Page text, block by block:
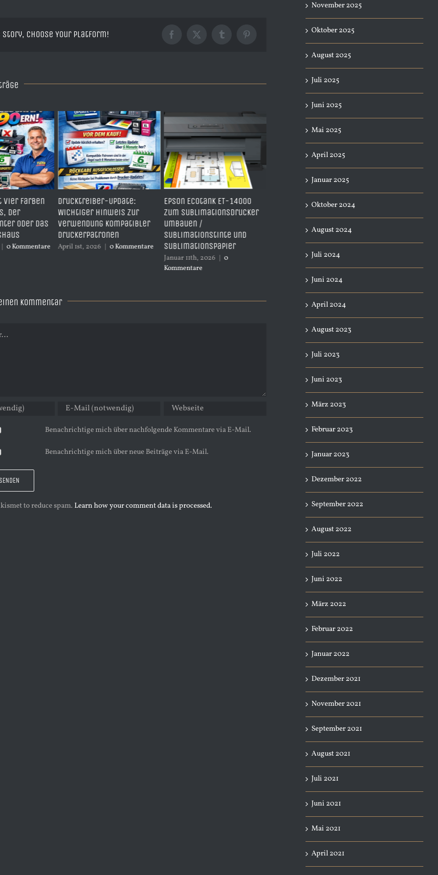
Story, Choose Your Platform! Facebook
X TumblrPinterest
Update:
zur
kompatibler
0 Kommentare
Epson Ecotank ET-14000
zum Sublimationsdrucker
umbauen /
Sublimationstinte und
Sublimationspapier
Wie messen
Druckerhersteller Schäden
durch Reinigungsmittel am
Druckkopf?
Dezember 27th, 2025 |
Kommentare
Leere nachfüllbare
Druckerpatronen von TiDis
kostengünstiges, flexibles
und nachhaltiges Drucken
April 15th, 2026 0 Kommentare
Kommentar
Benachrichtige mich über nachfolgende Kommentare via E-Mail.
Benachrichtige mich über neue Beiträge via E-Mail.
to reduce spam. Learn how your comment data is processed.
November 2025
Oktober 2025
August 2025
Juli 2025
Juni 2025
Mai 2025
April 2025
Januar 2025
Oktober 2024
August 2024
Juli 2024
Juni 2024
April 2024
August 2023
Juli 2023
Juni 2023
März 2023
Februar 2023
Januar 2023
Dezember 2022
September 2022
August 2022
Juli 2022
Juni 2022
März 2022
Februar 2022
Januar 2022
Dezember 2021
November 2021
September 2021
August 2021
Juli 2021
Juni 2021
Mai 2021
April 2021